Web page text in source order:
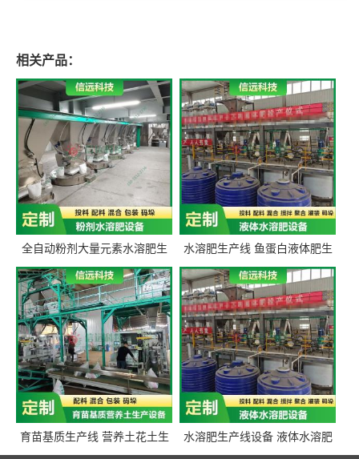
相关产品：
全自动粉剂大量元素水溶肥生
产设备 信远科技肥料生产设备
源头厂家
水溶肥生产线 鱼蛋白液体肥生
产设备 氨基酸液态肥全套设备
育苗基质生产线 营养土花土生
水溶肥生产线设备 液体水溶肥